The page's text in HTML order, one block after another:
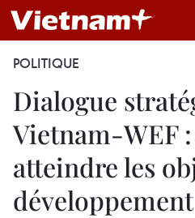
POLITIQUE
Dialogue
Vietnam-WEF
atteindre les